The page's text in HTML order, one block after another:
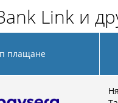
Link и
плащане